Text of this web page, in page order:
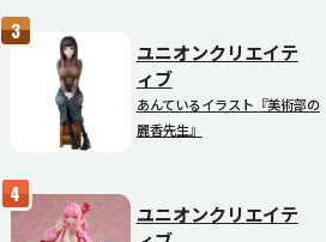
ユニオンクリエイテ
ィブ
あんているイラスト『美術部の
麗香先生』
ユニオンクリエイテ